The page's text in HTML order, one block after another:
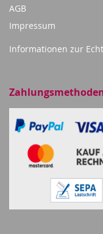
AGB
Impressum
Informationen zur